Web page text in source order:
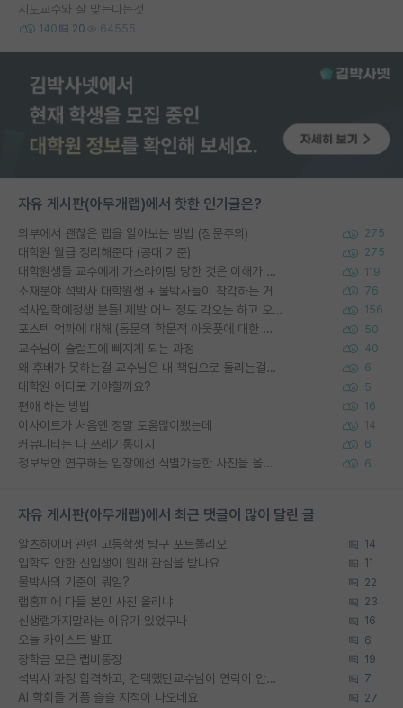
지도교수와 잘 맞는다는것
140 20 64555
자유 게시판(아무개랩)에서 핫한 인기글은?
외부에서 괜찮은 랩을 알아보는 방법 (장문주의) 275
대학원 월급 정리해준다 (공대 기준) 275
대학원생들 교수에게 가스라이팅 당한 것은 이해가 갑니다. 안타깝네요. 119
소재분야 석박사 대학원생 + 물박사들이 착각하는 거 76
석사입학예정생 분들! 제발 어느 정도 각오는 하고 오세요. 156
포스텍 억까에 대해 (동문의 학문적 아웃풋에 대한 반박) 50
교수님이 슬럼프에 빠지게 되는 과정 40
왜 후배가 못하는걸 교수님은 내 책임으로 돌리는걸까요? 6
대학원 어디로 가야할까요? 5
편애 하는 방법 16
이사이트가 처음엔 정말 도움많이됐는데 14
커뮤니티는 다 쓰레기통이지 6
정보보안 연구하는 입장에선 식별가능한 사진을 올리는건 비추이긴함 6
자유 게시판(아무개랩)에서 최근 댓글이 많이 달린 글
알츠하이머 관련 고등학생 탐구 포트폴리오 14
입학도 안한 신입생이 원래 관심을 받나요 11
물박사의 기준이 뭐임? 22
랩홈피에 다들 본인 사진 올리냐 23
신생랩가지말라는 이유가 있었구나 16
오늘 카이스트 발표 6
장학금 모은 랩비통장 19
석박사 과정 합격하고, 컨택했던교수님이 연락이 안됩니다... 7
AI 학회들 거품 슬슬 지적이 나오네요 27